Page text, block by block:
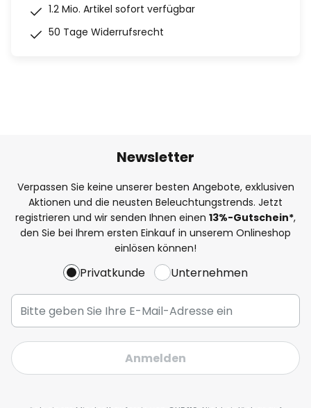
1.2 Mio. Artikel sofort verfügbar
50 Tage Widerrufsrecht
Newsletter
Verpassen Sie keine unserer besten Angebote, exklusiven
Aktionen und die neusten Beleuchtungstrends. Jetzt
registrieren und wir senden Ihnen einen 13%-Gutschein*,
den Sie bei Ihrem ersten Einkauf in unserem Onlineshop
einlösen können!
Privatkunde Unternehmen
Anmelden